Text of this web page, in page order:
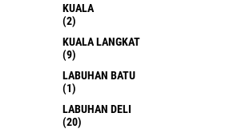
KUALA
(2)
KUALA LANGKAT
(9)
LABUHAN BATU
(1)
LABUHAN DELI
(20)